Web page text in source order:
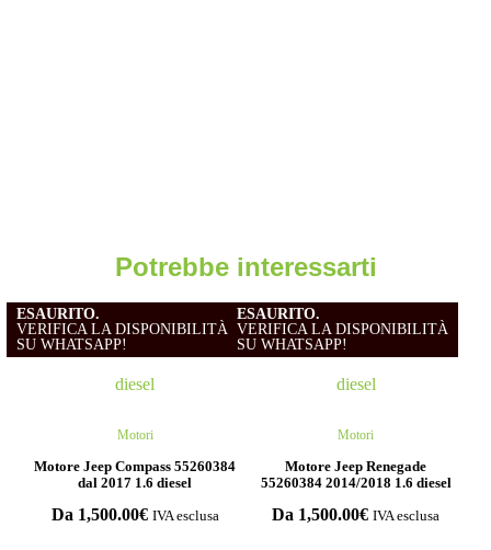
Potrebbe interessarti
Motori
ESAURITO.
VERIFICA LA DISPONIBILITÀ
SU WHATSAPP!
Motore Jeep Compass 55260384
dal 2017 1.6 diesel
Da 1,500.00€ IVA esclusa
Motori
ESAURITO.
VERIFICA LA DISPONIBILITÀ
SU WHATSAPP!
Motore Jeep Renegade
55260384 2014/2018 1.6 diesel
Da 1,500.00€ IVA esclusa